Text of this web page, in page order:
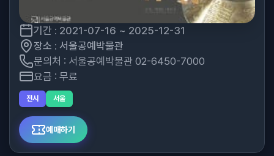
기간 : 2021-07-16 ~ 2025-12-31
장소 : 서울공예박물관
문의처 : 서울공예박물관 02-6450-7000
요금 : 무료
전시 서울
예매하기